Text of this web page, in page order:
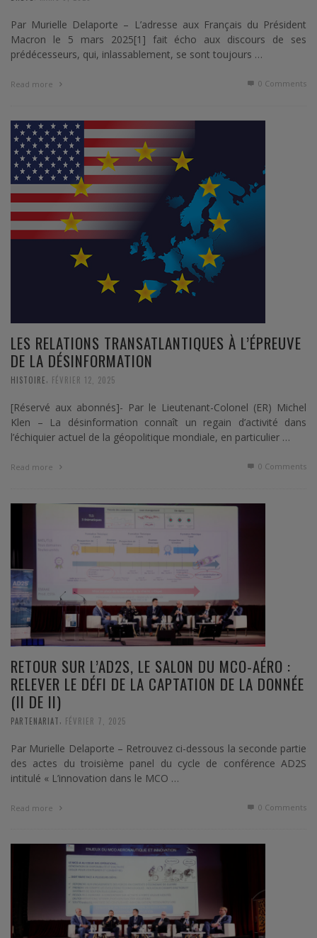
Par Murielle Delaporte – L’adresse aux Français du Président
Macron le 5 mars 2025[1] fait écho aux discours de ses
prédécesseurs, qui, inlassablement, se sont toujours …
Read more 0 Comments
LES RELATIONS TRANSATLANTIQUES À L’ÉPREUVE
DE LA DÉSINFORMATION
HISTOIRE FÉVRIER 12, 2025
[Réservé aux abonnés]- Par le Lieutenant-Colonel (ER) Michel
Klen – La désinformation connaît un regain d’activité dans
l’échiquier actuel de la géopolitique mondiale, en particulier …
Read more 0 Comments
RETOUR SUR L’AD2S, LE SALON DU MCO-AÉRO :
RELEVER LE DÉFI DE LA CAPTATION DE LA DONNÉE
(II DE II)
PARTENARIAT FÉVRIER 7, 2025
Par Murielle Delaporte – Retrouvez ci-dessous la seconde partie
des actes du troisième panel du cycle de conférence AD2S
intitulé « L’innovation dans le MCO …
Read more 0 Comments